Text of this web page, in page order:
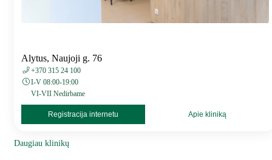
Alytus, Naujoji g. 76
+370 315 24 100
I-V 08:00-19:00
VI-VII Nedirbame
Registracija internetu Apie kliniką
Daugiau klinikų